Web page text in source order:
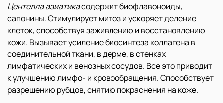
Центелла азиатикасодержит биофлавоноиды,
сапонины. Стимулирует митоз и ускоряет деление
клеток, способствуя заживлению и восстановлению
кожи. Вызывает усиление биосинтеза коллагена в
соединительной ткани, в дерме, в стенках
лимфатических и венозных сосудов. Все это приводит
к улучшению лимфо- и кровообращения. Способствует
разрешению рубцов, снятию покраснения на коже.